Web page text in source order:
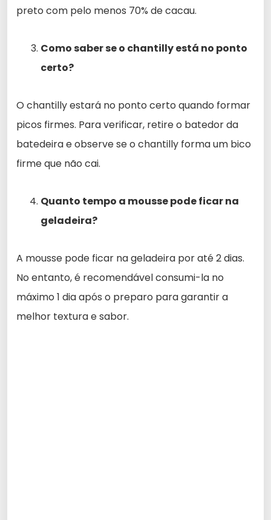
preto com pelo menos 70% de cacau.
Como saber se o chantilly está no ponto
certo?
O chantilly estará no ponto certo quando formar
picos firmes. Para verificar, retire o batedor da
batedeira e observe se o chantilly forma um bico
firme que não cai.
Quanto tempo a mousse pode ficar na
geladeira?
A mousse pode ficar na geladeira por até 2 dias.
No entanto, é recomendável consumi-la no
máximo 1 dia após o preparo para garantir a
melhor textura e sabor.